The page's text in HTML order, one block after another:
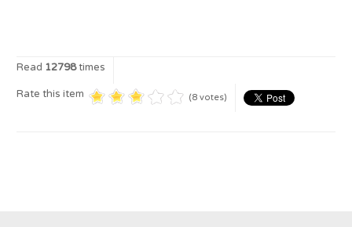
Read 12798times
Rate this item (8 votes)